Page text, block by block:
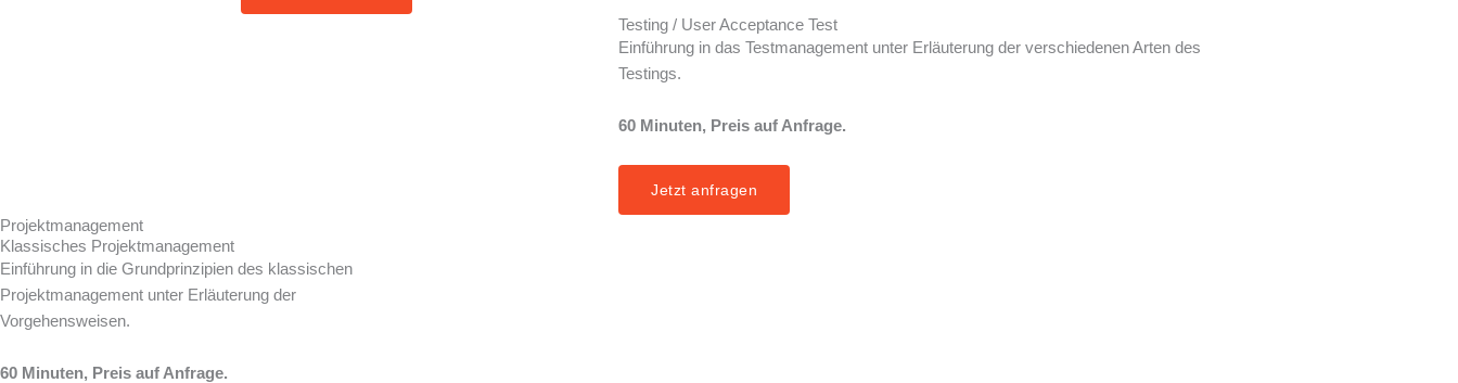
Testing / User Acceptance Test
Einführung in das Testmanagement unter Erläuterung der verschiedenen Arten des
Testings.
60 Minuten, Preis auf Anfrage.
Jetzt anfragen
Projektmanagement
Klassisches Projektmanagement
Einführung in die Grundprinzipien des klassischen
Projektmanagement unter Erläuterung der
Vorgehensweisen.
60 Minuten, Preis auf Anfrage.